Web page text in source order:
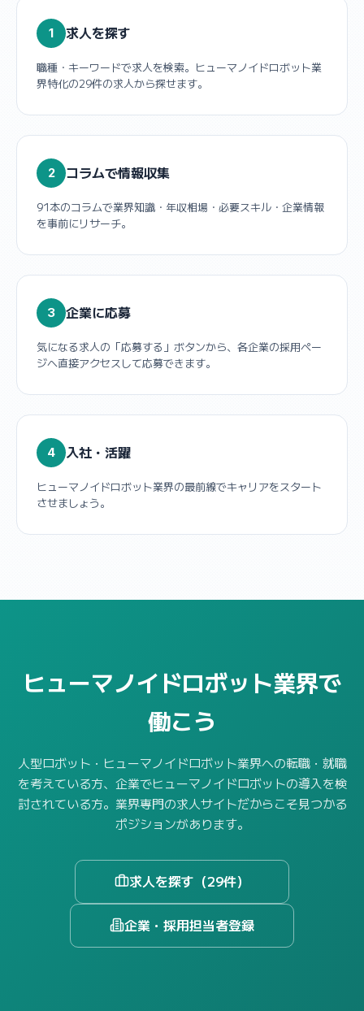
1 求人を探す
職種・キーワードで求人を検索。ヒューマノイドロボット業
界特化の29件の求人から探せます。
2 コラムで情報収集
91本のコラムで業界知識・年収相場・必要スキル・企業情報
を事前にリサーチ。
3 企業に応募
気になる求人の「応募する」ボタンから、各企業の採用ペー
ジへ直接アクセスして応募できます。
4 入社・活躍
ヒューマノイドロボット業界の最前線でキャリアをスタート
させましょう。
ヒューマノイドロボット業界で
働こう
人型ロボット・ヒューマノイドロボット業界への転職・就職
を考えている方、企業でヒューマノイドロボットの導入を検
討されている方。業界専門の求人サイトだからこそ見つかる
ポジションがあります。
求人を探す（29件）
企業・採用担当者登録